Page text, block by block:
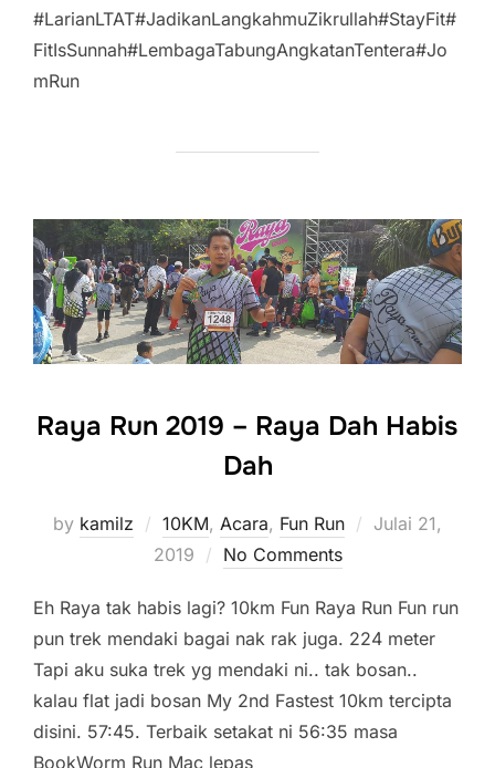
#LarianLTAT#JadikanLangkahmuZikrullah#StayFit#
FitIsSunnah#LembagaTabungAngkatanTentera#Jo
mRun
Raya Run 2019 – Raya Dah Habis
Dah
by kamilz 10KM, Acara, Fun Run
Posted
Julai 21,
2019
No Comments
Eh Raya tak habis lagi? 10km Fun Raya Run Fun run
pun trek mendaki bagai nak rak juga. 224 meter
Tapi aku suka trek yg mendaki ni.. tak bosan..
kalau flat jadi bosan My 2nd Fastest 10km tercipta
disini. 57:45. Terbaik setakat ni 56:35 masa
BookWorm Run Mac lepas